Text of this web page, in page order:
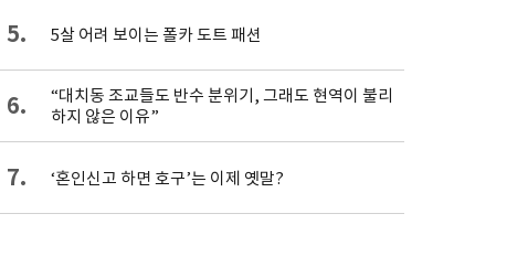
5. 5살 어려 보이는 폴카 도트 패션
6.
“대치동 조교들도 반수 분위기, 그래도 현역이 불리
하지 않은 이유”
7. ‘혼인신고 하면 호구’는 이제 옛말?